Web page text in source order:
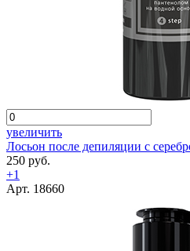
увеличить
Лосьон после депиляции с
250 руб.
+1
Арт. 18660